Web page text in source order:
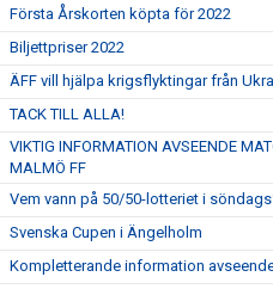
Första Årskorten köpta för 2022
Biljettpriser 2022
ÄFF vill hjälpa krigsflyktingar från
TACK TILL ALLA!
VIKTIG INFORMATION AVSEENDE
MALMÖ FF
Vem vann på 50/50-lotteriet i
Svenska Cupen i Ängelholm
Kompletterande information